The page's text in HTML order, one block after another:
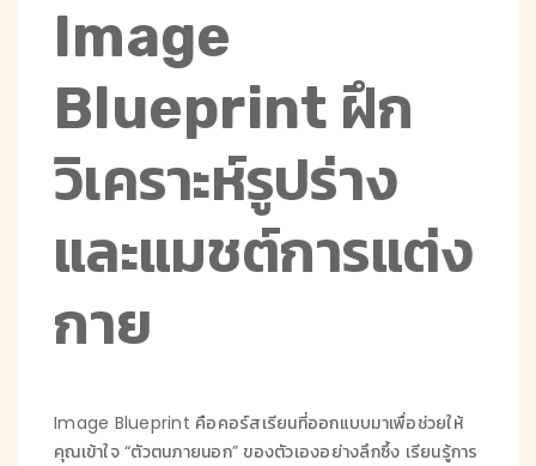
Image
Blueprint ฝึก
วิเคราะห์รูปร่าง
และแมชต์การแต่ง
กาย
Image Blueprint คือคอร์สเรียนที่ออกแบบมาเพื่อช่วยให้
คุณเข้าใจ “ตัวตนภายนอก” ของตัวเองอย่างลึกซึ้ง เรียนรู้การ